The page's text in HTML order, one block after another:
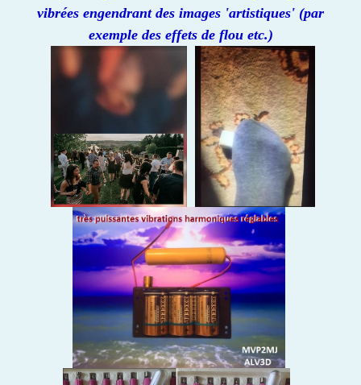
vibrées engendrant des images 'artistiques' (par
exemple des effets de flou etc.)